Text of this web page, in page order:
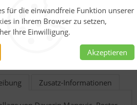
für die einwandfreie Funktion unserer
in Ihrem Browser zu setzen,
Ihre Einwilligung.
Akzeptieren
Zusatz-Informationen